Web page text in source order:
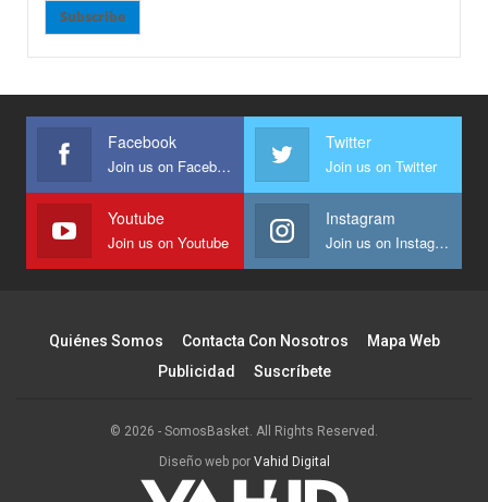
Subscribe
Facebook
Join us on Facebook
Twitter
Join us on Twitter
Youtube
Join us on Youtube
Instagram
Join us on Instagram
Quiénes Somos Contacta Con Nosotros
Mapa Web
Publicidad
Suscríbete
© 2026 - SomosBasket. All Rights Reserved.
Diseño web por Vahid Digital